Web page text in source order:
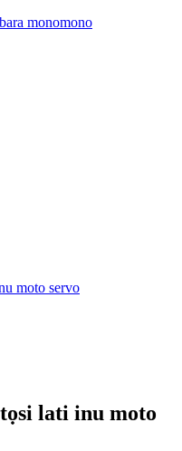
monomono
moto servo
lati inu moto